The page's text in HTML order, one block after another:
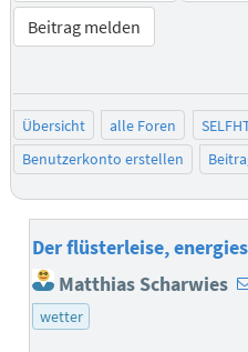
Beitrag melden
Übersicht alle Foren
Benutzerkonto erstellen
Der flüsterleise,
Matthias Scharwies E-
wetter